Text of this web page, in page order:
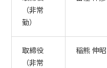
（非常
勤）
取締役
（非常
稲熊 伸昭